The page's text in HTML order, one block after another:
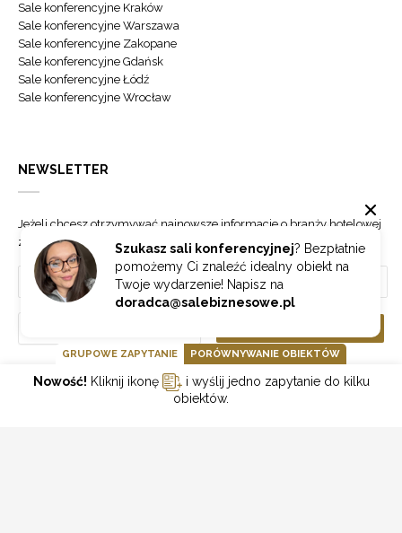
Szukasz sali konferencyjnej? Bezpłatnie
pomożemy Ci znaleźć idealny obiekt na
Twoje wydarzenie! Napisz na
doradca@salebiznesowe.pl
Sale konferencyjne Kraków
Sale konferencyjne Warszawa
Sale konferencyjne Zakopane
Sale konferencyjne Gdańsk
Sale konferencyjne Łódź
Sale konferencyjne Wrocław
NEWSLETTER
Jeżeli chcesz otrzymywać najnowsze informacje o branży hotelowej
zapisz się do naszego newslettera.
GOONLINE.PL SPÓŁKA Z OGRANICZONĄ ODPOWIEDZIALNOŚCIĄ SP.K.
GRUPOWE ZAPYTANIE PORÓWNYWANIE OBIEKTÓW
Nowość! Kliknij ikonę
i wyślij jedno zapytanie do kilku
obiektów.